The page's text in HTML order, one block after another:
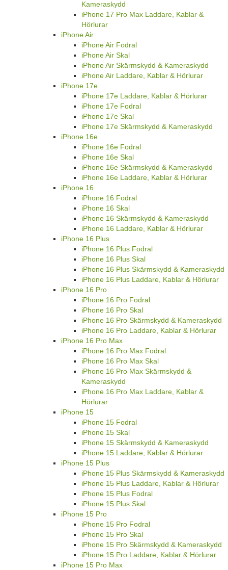
Kameraskydd
iPhone 17 Pro Max Laddare, Kablar &
Hörlurar
iPhone Air
iPhone Air Fodral
iPhone Air Skal
iPhone Air Skärmskydd & Kameraskydd
iPhone Air Laddare, Kablar & Hörlurar
iPhone 17e
iPhone 17e Laddare, Kablar & Hörlurar
iPhone 17e Fodral
iPhone 17e Skal
iPhone 17e Skärmskydd & Kameraskydd
iPhone 16e
iPhone 16e Fodral
iPhone 16e Skal
iPhone 16e Skärmskydd & Kameraskydd
iPhone 16e Laddare, Kablar & Hörlurar
iPhone 16
iPhone 16 Fodral
iPhone 16 Skal
iPhone 16 Skärmskydd & Kameraskydd
iPhone 16 Laddare, Kablar & Hörlurar
iPhone 16 Plus
iPhone 16 Plus Fodral
iPhone 16 Plus Skal
iPhone 16 Plus Skärmskydd & Kameraskydd
iPhone 16 Plus Laddare, Kablar & Hörlurar
iPhone 16 Pro
iPhone 16 Pro Fodral
iPhone 16 Pro Skal
iPhone 16 Pro Skärmskydd & Kameraskydd
iPhone 16 Pro Laddare, Kablar & Hörlurar
iPhone 16 Pro Max
iPhone 16 Pro Max Fodral
iPhone 16 Pro Max Skal
iPhone 16 Pro Max Skärmskydd &
Kameraskydd
iPhone 16 Pro Max Laddare, Kablar &
Hörlurar
iPhone 15
iPhone 15 Fodral
iPhone 15 Skal
iPhone 15 Skärmskydd & Kameraskydd
iPhone 15 Laddare, Kablar & Hörlurar
iPhone 15 Plus
iPhone 15 Plus Skärmskydd & Kameraskydd
iPhone 15 Plus Laddare, Kablar & Hörlurar
iPhone 15 Plus Fodral
iPhone 15 Plus Skal
iPhone 15 Pro
iPhone 15 Pro Fodral
iPhone 15 Pro Skal
iPhone 15 Pro Skärmskydd & Kameraskydd
iPhone 15 Pro Laddare, Kablar & Hörlurar
iPhone 15 Pro Max